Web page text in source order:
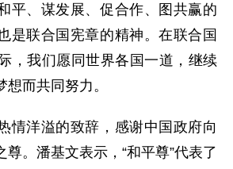
平、谋发展、促合作、图共赢的
是联合国宪章的精神。在联合国
，我们愿同世界各国一道，继续
而共同努力。
洋溢的致辞，感谢中国政府向
尊。潘基文表示，“和平尊”代表了